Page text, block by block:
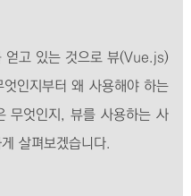
얻고 있는 것으로 뷰(Vue.js)
인지부터 왜 사용해야 하는
무엇인지, 뷰를 사용하는 사
살펴보겠습니다.